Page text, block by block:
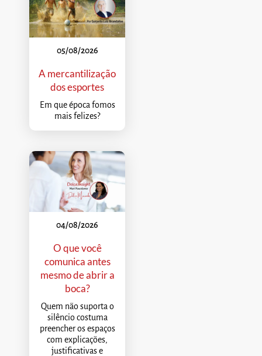
05/08/2026
A mercantilização
dos esportes
Em que época fomos
mais felizes?
04/08/2026
O que você
comunica antes
mesmo de abrir a
boca?
Quem não suporta o
silêncio costuma
preencher os espaços
com explicações,
justificativas e